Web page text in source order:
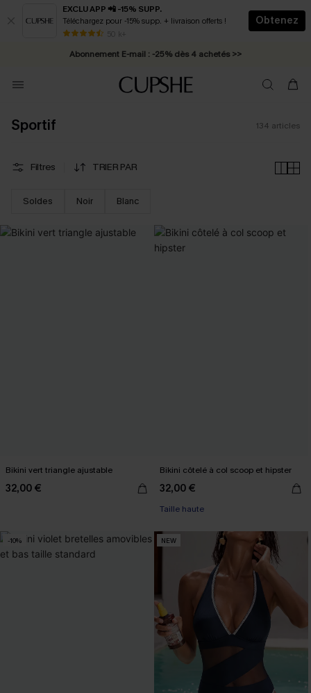
EXCLU APP 📲 -15% SUPP.
Téléchargez pour -15% supp. + livraison offerts !
50 k+
Obtenez
* Livraison éclair 2-3 jours ouvrés >>
Abonnement E-mail : -25% dès 4 achetés >>
Sportif 134 articles
Filtres TRIER PAR
Soldes Noir Blanc
Bikini vert triangle ajustable
32,00 €
Bikini côtelé à col scoop et hipster
32,00 €
Taille haute
-10% NEW